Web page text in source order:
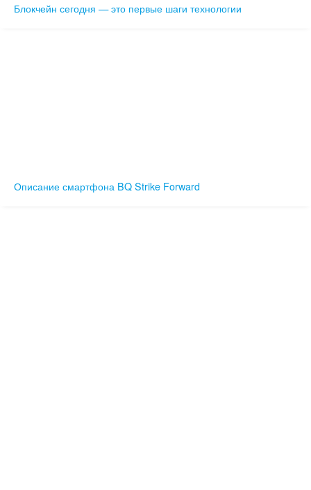
Блокчейн сегодня — это первые шаги технологии
Описание смартфона BQ Strike Forward